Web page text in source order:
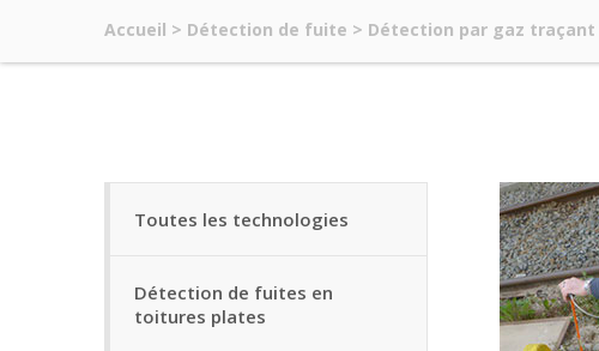
Accueil > Détection de fuite > Détection par gaz traçant
Toutes les technologies
Détection de fuites en
toitures plates